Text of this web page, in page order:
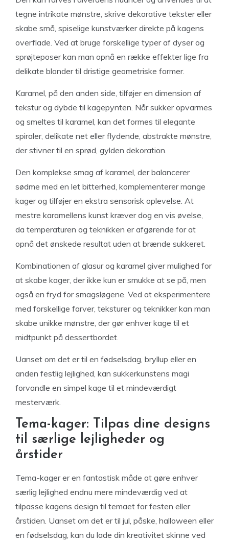
tegne intrikate mønstre, skrive dekorative tekster eller
skabe små, spiselige kunstværker direkte på kagens
overflade. Ved at bruge forskellige typer af dyser og
sprøjteposer kan man opnå en række effekter lige fra
delikate blonder til dristige geometriske former.
Karamel, på den anden side, tilføjer en dimension af
tekstur og dybde til kagepynten. Når sukker opvarmes
og smeltes til karamel, kan det formes til elegante
spiraler, delikate net eller flydende, abstrakte mønstre,
der stivner til en sprød, gylden dekoration.
Den komplekse smag af karamel, der balancerer
sødme med en let bitterhed, komplementerer mange
kager og tilføjer en ekstra sensorisk oplevelse. At
mestre karamellens kunst kræver dog en vis øvelse,
da temperaturen og teknikken er afgørende for at
opnå det ønskede resultat uden at brænde sukkeret.
Kombinationen af glasur og karamel giver mulighed for
at skabe kager, der ikke kun er smukke at se på, men
også en fryd for smagsløgene. Ved at eksperimentere
med forskellige farver, teksturer og teknikker kan man
skabe unikke mønstre, der gør enhver kage til et
midtpunkt på dessertbordet.
Uanset om det er til en fødselsdag, bryllup eller en
anden festlig lejlighed, kan sukkerkunstens magi
forvandle en simpel kage til et mindeværdigt
mesterværk.
Tema-kager: Tilpas dine designs
til særlige lejligheder og
årstider
Tema-kager er en fantastisk måde at gøre enhver
særlig lejlighed endnu mere mindeværdig ved at
tilpasse kagens design til temaet for festen eller
årstiden. Uanset om det er til jul, påske, halloween eller
en fødselsdag, kan du lade din kreativitet skinne ved